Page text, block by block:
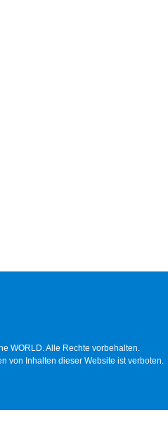
WORLD. Alle Rechte vorbehalten.
von Inhalten dieser Website ist verboten.